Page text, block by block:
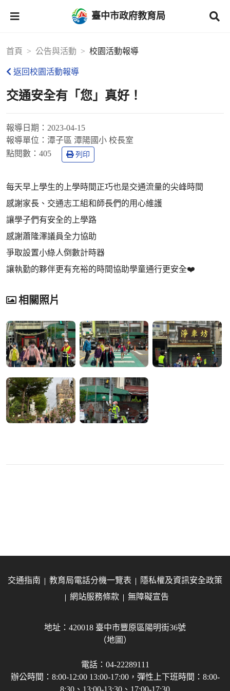
臺中市政府教育局
首頁 公告與活動 校園活動報導
返回校園活動報導
交通安全有「您」真好！
報導日期： 2023-04-15
報導單位： 潭子區 潭陽國小 校長室
點閱數： 405 列印
每天早上學生的上學時間正巧也是交通流量的尖峰時間
感謝家長、交通志工組和師長們的用心維護
讓學子們有安全的上學路
感謝蕭隆澤議員全力協助
爭取設置小綠人倒數計時器
讓執勤的夥伴更有充裕的時間協助學童通行更安全❤️
相關照片
交通指南 教育局電話分機一覽表
隱私權及資訊安全政策
網站服務條款
無障礙宣告
地址：420018 臺中市豐原區陽明街36號
（地圖）
電話：04-22289111
辦公時間：8:00-12:00 13:00-17:00，彈性上下班時間：8:00-